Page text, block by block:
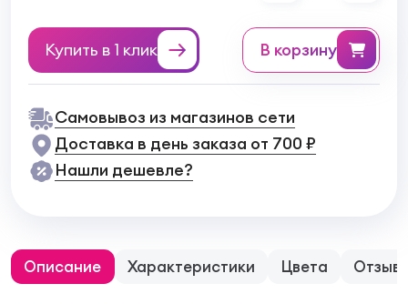
Купить в 1 клик в корзину
Самовывоз из магазинов сети
Доставка в день заказа от 700 ₽
Нашли дешевле?
Описание Характеристики Цвета